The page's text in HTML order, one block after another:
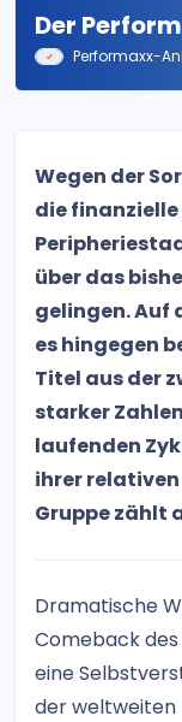
Der
Performaxx-
Wegen der
die
über das
gelingen. Auf
es hingegen
Titel aus der
starker
laufenden
ihrer
Gruppe zählt
Dramatische
Comeback
eine
der weltweiten